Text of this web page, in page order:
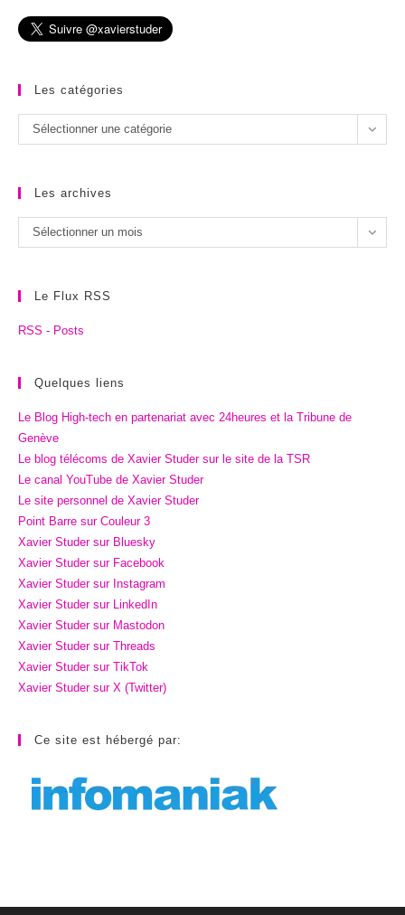
Les catégories
Les
catégories
Sélectionner une catégorie
Les archives
Les
archives
Sélectionner un mois
Le Flux RSS
RSS - Posts
Quelques liens
Le Blog High-tech en partenariat avec 24heures et la Tribune de
Genève
Le blog télécoms de Xavier Studer sur le site de la TSR
Le canal YouTube de Xavier Studer
Le site personnel de Xavier Studer
Point Barre sur Couleur 3
Xavier Studer sur Bluesky
Xavier Studer sur Facebook
Xavier Studer sur Instagram
Xavier Studer sur LinkedIn
Xavier Studer sur Mastodon
Xavier Studer sur Threads
Xavier Studer sur TikTok
Xavier Studer sur X (Twitter)
Ce site est hébergé par: